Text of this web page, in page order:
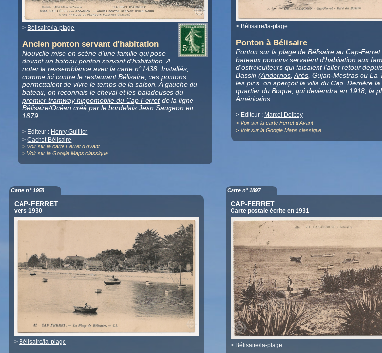
> Bélisaire/la-plage
Ancien ponton servant d'habitation
Nouvelle mise en scène d'une famille qui pose
devant un bateau ponton servant d'habitation. A
noter la ressemblance avec la carte n°1438 . Installés,
comme ici contre lerestaurant Bélisaire , ces pontons
permettaient de vivre le temps de la saison. A gauche du
bateau, on reconnais le cheval et les baladeuses du
premier tramway hippomobile du Cap Ferretde la ligne
Bélisaire/Océan créé par le bordelais Jean Saugeon en
1879.
> Editeur : Henry Guillier
>Cachet Bélisaire
> Voir sur la carte Ferret d'Avant
> Voir sur la Google Maps classique
> Bélisaire/la-plage
Ponton à Bélisaire
Ponton sur la plage de Bélisaire au Cap-
bateaux pontons servaient d'habitation aux
d'ostréiculteurs qui faisaient l'aller retour
Bassin (Andernos, Arès, Gujan-Mestras ou La
les pins, on aperçoitla villa du Cap. Derrière la
quartier du Boque, qui deviendra en 1918, la
Américains
> Editeur : Marcel Delboy
> Voir sur la carte Ferret d'Avant
> Voir sur la Google Maps classique
Carte n° 1958
CAP-FERRET
vers 1930
> Bélisaire/la-plage
Carte n° 1897
CAP-FERRET
Carte postale écrite en 1931
> Bélisaire/la-plage